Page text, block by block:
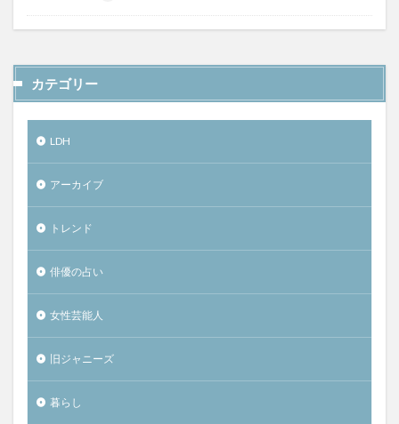
カテゴリー
LDH
アーカイブ
トレンド
俳優の占い
女性芸能人
旧ジャニーズ
暮らし